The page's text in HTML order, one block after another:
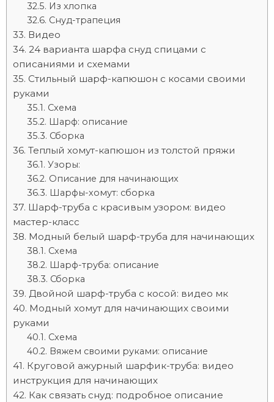
Из хлопка
Снуд-трапеция
Видео
24 варианта шарфа снуд спицами с
описаниями и схемами
Стильный шарф-капюшон с косами своими
руками
Схема
Шарф: описание
Сборка
Теплый хомут-капюшон из толстой пряжи
Узоры:
Описание для начинающих
Шарфы-хомут: сборка
Шарф-труба с красивым узором: видео
мастер-класс
Модный белый шарф-труба для начинающих
Схема
Шарф-труба: описание
Сборка
Двойной шарф-труба с косой: видео мк
Модный хомут для начинающих своими
руками
Схема
Вяжем своими руками: описание
Круговой ажурный шарфик-труба: видео
инструкция для начинающих
Как связать снуд: подробное описание